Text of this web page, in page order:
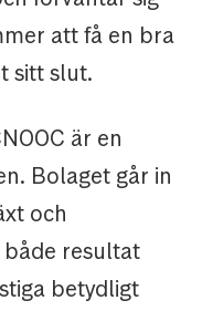
att få en bra
sitt slut.
är en
Bolaget går in
och
resultat
betydligt